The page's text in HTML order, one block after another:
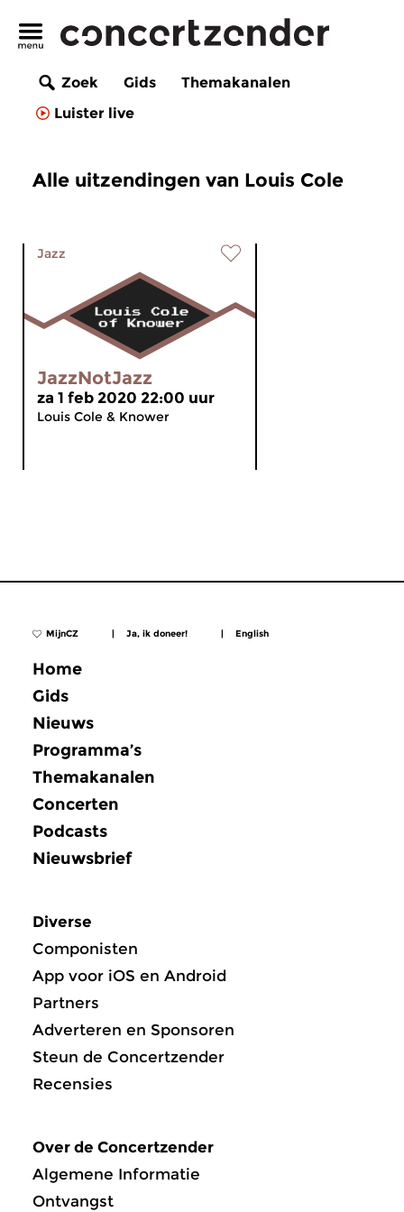
Zoek Gids
Themakanalen
Luister live
Alle uitzendingen van Louis Cole
Jazz
JazzNotJazz
za 1 feb 2020 22:00 uur
Louis Cole & Knower
MijnCZ | Ja, ik doneer! | English
Home
Gids
Nieuws
Programma’s
Themakanalen
Concerten
Podcasts
Nieuwsbrief
Diverse
Componisten
App voor iOS en Android
Partners
Adverteren en Sponsoren
Steun de Concertzender
Recensies
Over de Concertzender
Algemene Informatie
Ontvangst